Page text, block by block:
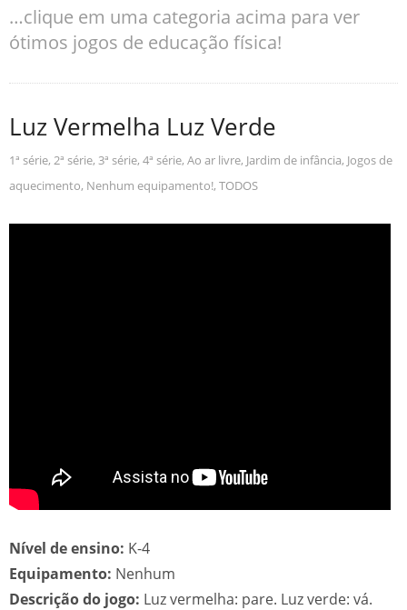
…clique em uma categoria acima para ver
ótimos jogos de educação física!
Luz Vermelha Luz Verde
1ª série, 2ª série, 3ª série, 4ª série, Ao ar livre, Jardim de infância, Jogos de
aquecimento, Nenhum equipamento!, TODOS
Nível de ensino: K-4
Equipamento: Nenhum
Descrição do jogo: Luz vermelha: pare. Luz verde: vá.